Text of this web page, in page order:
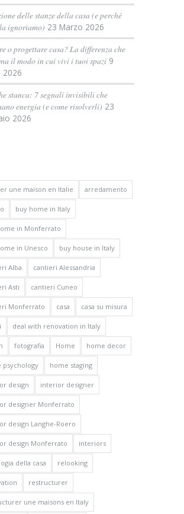
delle stanze della casa (e perché
ignoriamo) 23 Marzo 2026
o progettare casa? La differenza che
il modo in cui vivi i tuoi spazi 9
2026
stanca: 7 segnali invisibili che
energia (e come risolverli) 23
2026
une maison en Italie arredamento
buy home in Italy
in Monferrato
in Unesco buy house in Italy
Alba cantieri Alessandria
Asti cantieri Cuneo
Monferrato casa casa su misura
deal with renovation in Italy
fotografia Home home decor
psychology home staging
design interior designer
designer Monferrato
design Langhe-Roero
design Monferrato interiors
della casa relooking
restructurer
une maisons en Italy